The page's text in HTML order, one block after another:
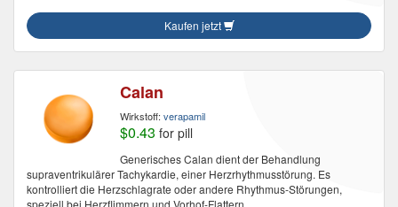
Kaufen jetzt
Calan
Wirkstoff: verapamil
$0.43 for pill
Generisches Calan dient der Behandlung
supraventrikulärer Tachykardie, einer Herzrhythmusstörung. Es
kontrolliert die Herzschlagrate oder andere Rhythmus-Störungen,
speziell bei Herzflimmern und Vorhof-Flattern.